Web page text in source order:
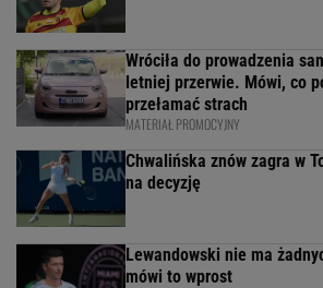
Wróciła do prowadzenia
letniej przerwie. Mówi, co
przełamać strach
MATERIAŁ PROMOCYJNY
Chwalińska znów zagra w
na decyzję
Lewandowski nie ma
mówi to wprost